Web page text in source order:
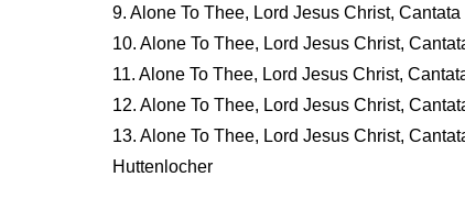
9. Alone To Thee, Lord Jesus Christ,
10. Alone To Thee, Lord Jesus Christ,
11. Alone To Thee, Lord Jesus Christ,
12. Alone To Thee, Lord Jesus Christ,
13. Alone To Thee, Lord Jesus Christ,
Huttenlocher